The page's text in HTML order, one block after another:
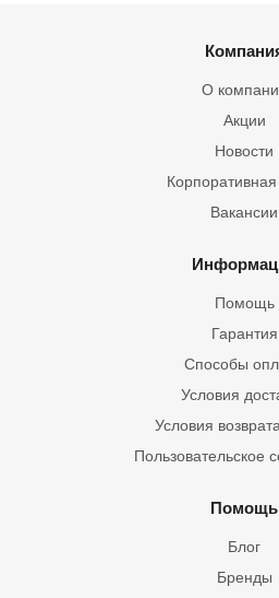
О
Акции
Новости
Вакансии
Помощь
Гарантия
Способы
Условия
Условия
Пользовательское
Помощь
Блог
Бренды